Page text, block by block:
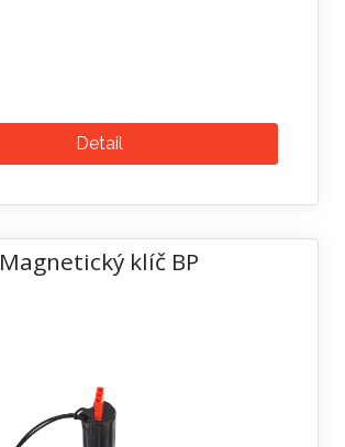
Detail
Magnetický klíč BP